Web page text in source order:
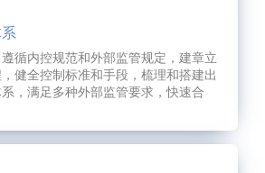
循内控规范和外部监管规定，建章立
健全控制标准和手段，梳理和搭建出
，满足多种外部监管要求，快速合